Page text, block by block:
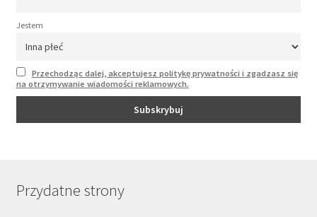
Jestem
Przechodząc dalej, akceptujesz politykę prywatności i zgadzasz się
na otrzymywanie wiadomości reklamowych.
Przydatne strony